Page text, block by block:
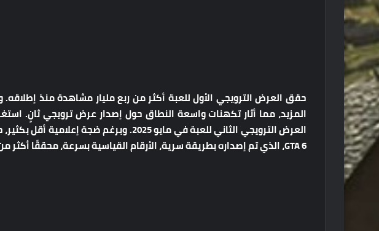
العرض الترويجي الثاني للعبة في مايو 2025. وبرغم
GTA 6، الذي تم إصداره بطريقة سرية، الأرقام القياسية بسرعة، محققًا أكثر من 75 مليون مشاهدة في يوم واحد.